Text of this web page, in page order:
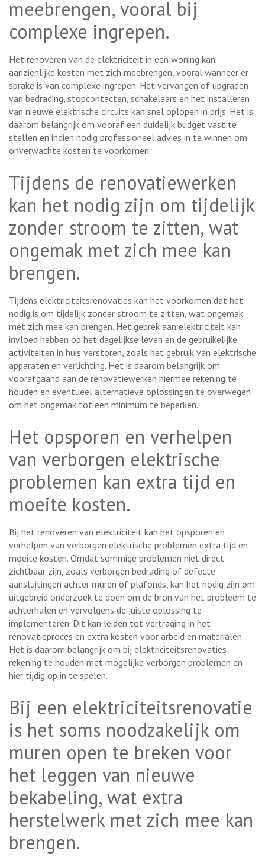
meebrengen, vooral bij
complexe ingrepen.
Het renoveren van de elektriciteit in een woning kan
aanzienlijke kosten met zich meebrengen, vooral wanneer er
sprake is van complexe ingrepen. Het vervangen of upgraden
van bedrading, stopcontacten, schakelaars en het installeren
van nieuwe elektrische circuits kan snel oplopen in prijs. Het is
daarom belangrijk om vooraf een duidelijk budget vast te
stellen en indien nodig professioneel advies in te winnen om
onverwachte kosten te voorkomen.
Tijdens de renovatiewerken
kan het nodig zijn om tijdelijk
zonder stroom te zitten, wat
ongemak met zich mee kan
brengen.
Tijdens elektriciteitsrenovaties kan het voorkomen dat het
nodig is om tijdelijk zonder stroom te zitten, wat ongemak
met zich mee kan brengen. Het gebrek aan elektriciteit kan
invloed hebben op het dagelijkse leven en de gebruikelijke
activiteiten in huis verstoren, zoals het gebruik van elektrische
apparaten en verlichting. Het is daarom belangrijk om
voorafgaand aan de renovatiewerken hiermee rekening te
houden en eventueel alternatieve oplossingen te overwegen
om het ongemak tot een minimum te beperken.
Het opsporen en verhelpen
van verborgen elektrische
problemen kan extra tijd en
moeite kosten.
Bij het renoveren van elektriciteit kan het opsporen en
verhelpen van verborgen elektrische problemen extra tijd en
moeite kosten. Omdat sommige problemen niet direct
zichtbaar zijn, zoals verborgen bedrading of defecte
aansluitingen achter muren of plafonds, kan het nodig zijn om
uitgebreid onderzoek te doen om de bron van het probleem te
achterhalen en vervolgens de juiste oplossing te
implementeren. Dit kan leiden tot vertraging in het
renovatieproces en extra kosten voor arbeid en materialen.
Het is daarom belangrijk om bij elektriciteitsrenovaties
rekening te houden met mogelijke verborgen problemen en
hier tijdig op in te spelen.
Bij een elektriciteitsrenovatie
is het soms noodzakelijk om
muren open te breken voor
het leggen van nieuwe
bekabeling, wat extra
herstelwerk met zich mee kan
brengen.